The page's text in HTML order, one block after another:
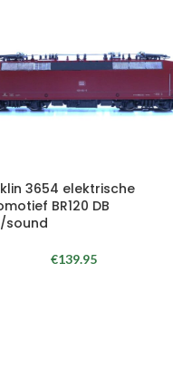
3654 elektrische
BR120 DB
sound
€139.95